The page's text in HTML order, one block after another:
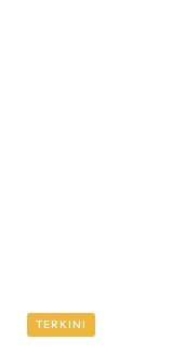
TERKINI